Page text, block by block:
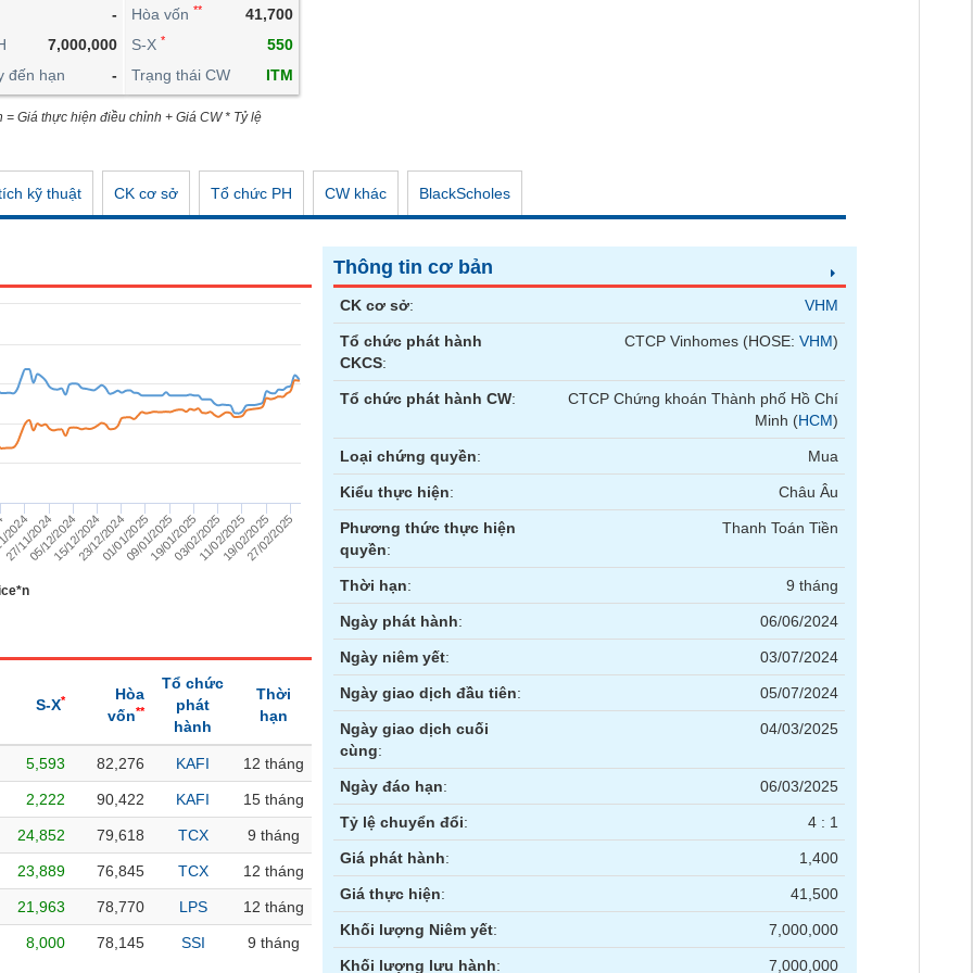
-
7,000,000
đến hạn
-
Hòa vốn **
41,700
S-X *
550
Trạng thái CW
ITM
Giá thực hiện điều chỉnh + Giá CW * Tỷ lệ
kỹ thuật CK cơ sở Tổ chức PH CW khác BlackScholes
27/11/202405/12/202415/12/202423/12/202401/01/202509/01/202519/01/202503/02/202511/02/202519/02/2025
27/02/2025
S-X*
Hòa
vốn**
Tổ chức
phát
hành
Thời
hạn
5,593 82,276 KAFI 12 tháng
2,222 90,422 KAFI 15 tháng
24,852 79,618 TCX 9 tháng
23,889 76,845 TCX 12 tháng
21,963 78,770 LPS 12 tháng
8,000 78,145 SSI 9 tháng
Thông tin cơ bản
CK cơ sở: VHM
Tổ chức phát hành
CKCS:
CTCP Vinhomes (HOSE:VHM)
Tổ chức phát hành CW:
CTCP Chứng khoán Thành phố Hồ Chí
Minh (HCM)
Loại chứng quyền: Mua
Kiểu thực hiện: Châu Âu
Phương thức thực hiện
quyền:
Thanh Toán Tiền
Thời hạn: 9 tháng
Ngày phát hành: 06/06/2024
Ngày niêm yết: 03/07/2024
Ngày giao dịch đầu tiên: 05/07/2024
Ngày giao dịch cuối
cùng:
04/03/2025
Ngày đáo hạn: 06/03/2025
Tỷ lệ chuyển đổi: 4 : 1
Giá phát hành: 1,400
Giá thực hiện: 41,500
Khối lượng Niêm yết: 7,000,000
Khối lượng lưu hành: 7,000,000
CÔNG CỤ ĐẦU TƯ
XUẤT DỮ LIỆU
TIN MỚI
Hợp đồng tương lai Trái phiếu